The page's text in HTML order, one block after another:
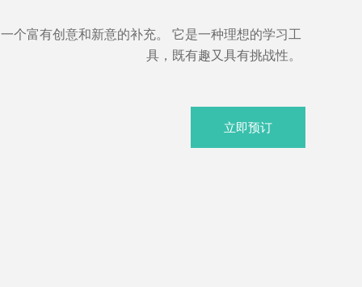
个富有创意和新意的补充。 它是一种理想的学习工
立即预订